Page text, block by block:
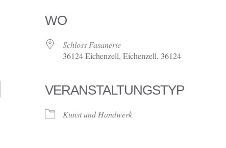
WO
Schloss Fasanerie
36124 Eichenzell, Eichenzell, 36124
VERANSTALTUNGSTYP
Kunst und Handwerk